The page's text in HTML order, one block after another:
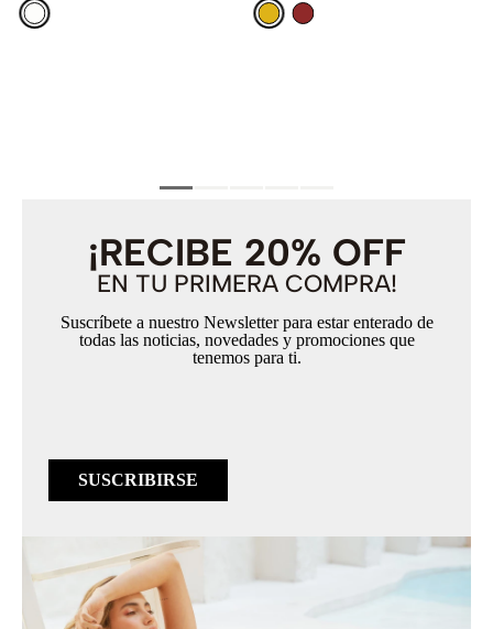
¡RECIBE 20% OFF
EN TU PRIMERA COMPRA!
Suscríbete a nuestro Newsletter para estar enterado de
todas las noticias, novedades y promociones que
tenemos para ti.
SUSCRIBIRSE